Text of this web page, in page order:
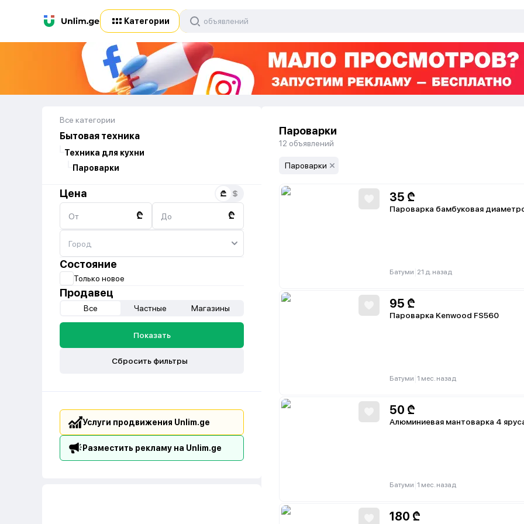
Категории
Все категории
Бытовая техника
Техника для кухни
Пароварки
Цена
От ₾ До ₾
Состояние
Только новое
Продавец
Все Частные Магазины
Показать
Сбросить фильтры
Услуги продвижения Unlim.ge
Разместить рекламу на Unlim.ge
Пароварки
12 объявлений
Пароварки
35 ₾
Пароварка бамбуковая
Батуми 21 д. назад
95 ₾
Пароварка Kenwood FS560
Батуми 1 мес. назад
50 ₾
Алюминиевая мантоварка 4
Батуми 1 мес. назад
180 ₾